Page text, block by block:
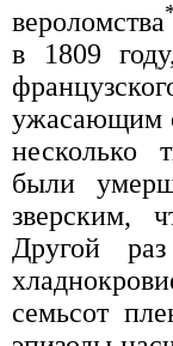
вероломства
в 1809
ужасающим
несколько
были
зверским,
Другой
семьсот